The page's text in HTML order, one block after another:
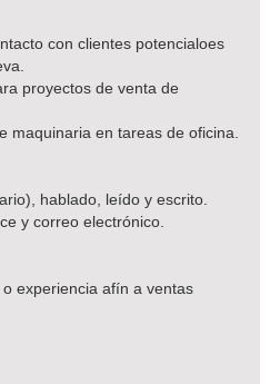
con clientes potencialoes
proyectos de venta de
maquinaria en tareas de oficina.
hablado, leído y escrito.
y correo electrónico.
experiencia afín a ventas